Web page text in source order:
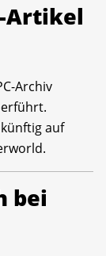
Artikel
Archiv
auf
bei